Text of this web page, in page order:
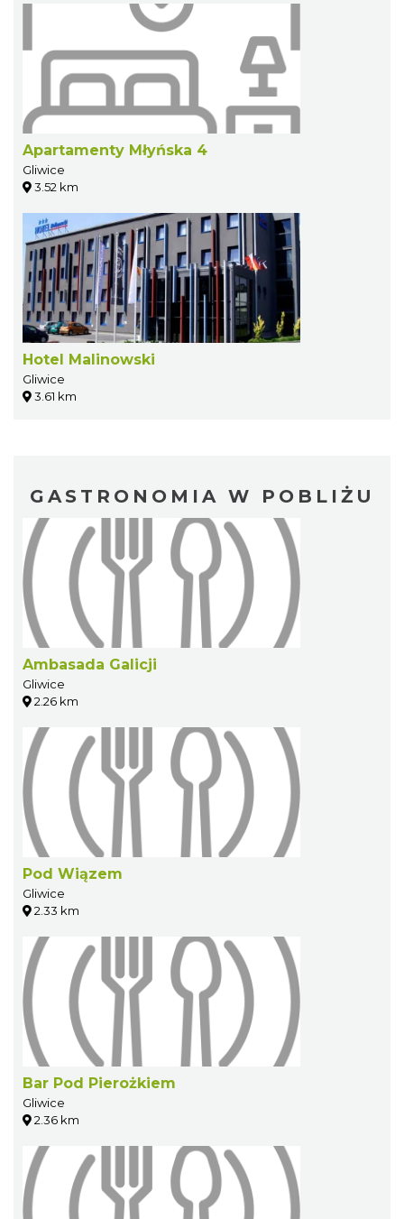
Apartamenty Młyńska 4
Gliwice
3.52 km
Hotel Malinowski
Gliwice
3.61 km
GASTRONOMIA W POBLIŻU
Ambasada Galicji
Gliwice
2.26 km
Pod Wiązem
Gliwice
2.33 km
Bar Pod Pierożkiem
Gliwice
2.36 km